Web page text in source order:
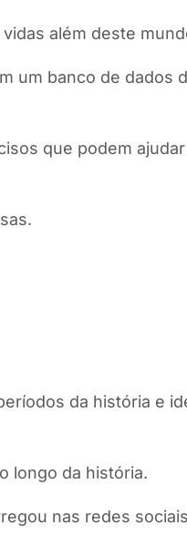
além deste
um banco de dados
que podem
da história e
longo da história.
nas redes